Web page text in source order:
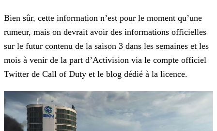
Bien sûr, cette information n’est pour le moment qu’une
rumeur, mais on devrait avoir des informations officielles
sur le futur contenu de la saison 3 dans les semaines et les
mois à venir de la part d’Activision via le compte officiel
Twitter de Call of Duty et le blog dédié à la licence.